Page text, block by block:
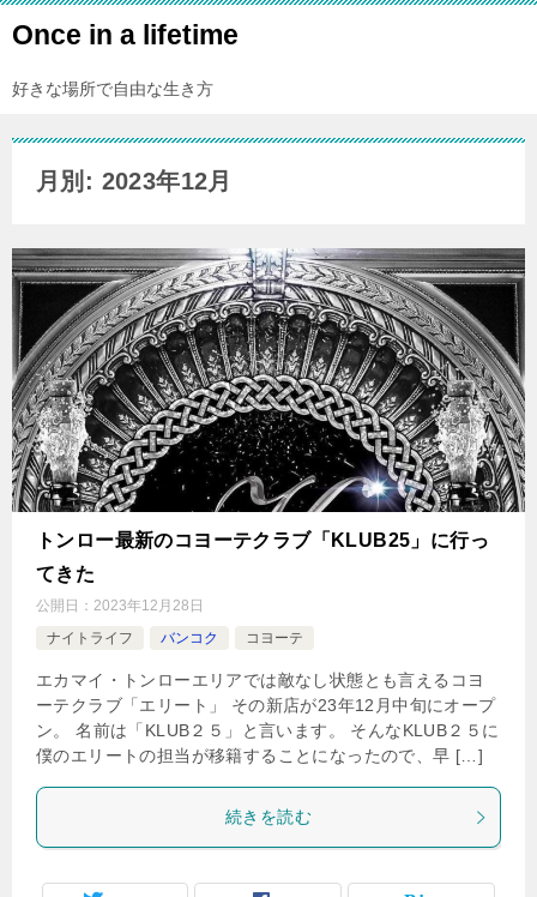
Once in a lifetime
好きな場所で自由な生き方
月別: 2023年12月
トンロー最新のコヨーテクラブ「KLUB25」に行っ
てきた
公開日： 2023年12月28日
ナイトライフ
バンコク コヨーテ
エカマイ・トンローエリアでは敵なし状態とも言えるコヨ
ーテクラブ「エリート」 その新店が23年12月中旬にオープ
ン。 名前は「KLUB２５」と言います。 そんなKLUB２５に
僕のエリートの担当が移籍することになったので、早 […]
続きを読む